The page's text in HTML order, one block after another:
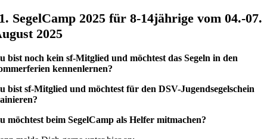
SegelCamp 2025 für 8-14jährige vom 04.-07.
2025
bist noch kein sf-Mitglied und möchtest das Segeln in den
kennenlernen?
bist sf-Mitglied und möchtest für den DSV-Jugendsegelschein
möchtest beim SegelCamp als Helfer mitmachen?